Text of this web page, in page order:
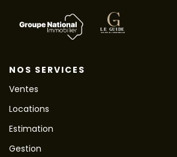
NOS SERVICES
Ventes
Locations
Estimation
Gestion